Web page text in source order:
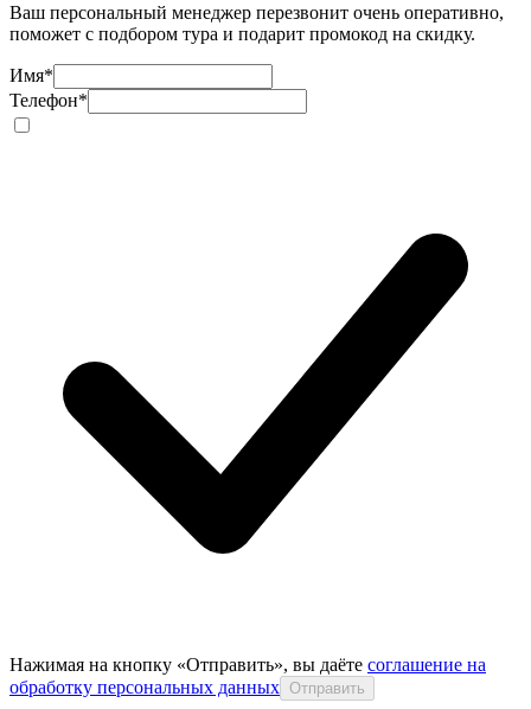
Ваш персональный менеджер перезвонит очень оперативно,
поможет с подбором тура и подарит промокод на скидку.
Имя*
Телефон*
Нажимая на кнопку «Отправить», вы даёте соглашение на
обработку персональных данных Отправить